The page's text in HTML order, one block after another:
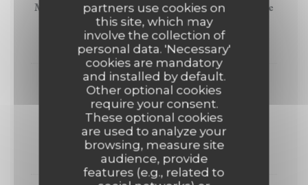
partners use cookies on
this site, which may
involve the collection of
personal data. 'Necessary'
cookies are mandatory
and installed by default.
Other optional cookies
require your consent.
These optional cookies
are used to analyze your
browsing, measure site
audience, provide
features (e.g., related to
Magret de canard du Lot rôti sur coffre, poêlée de
légumes printaniers.
32,00 EUR
Rable de Lapin "Le Magistral" rôti, farci d'une
duxelle de champignon aux herbes , purée de
pomme de terre.
.
25,50 EUR